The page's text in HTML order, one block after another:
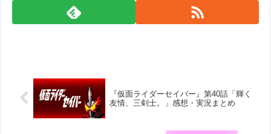
『仮面ライダーセイバー』第40話「輝く
友情、三剣士。」感想・実況まとめ